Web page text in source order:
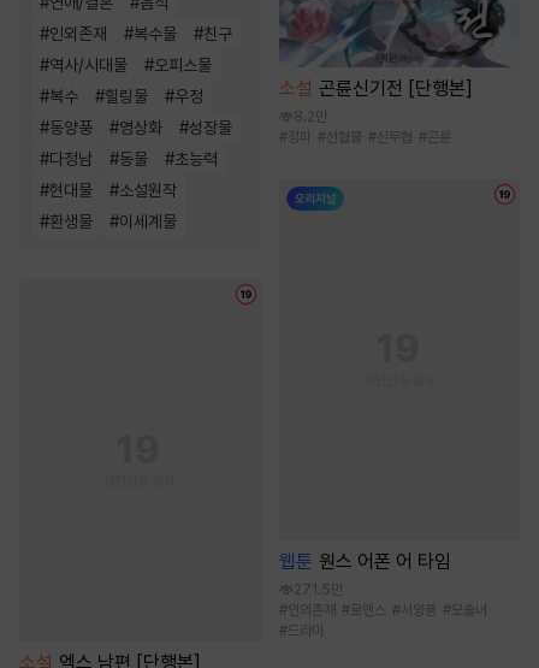
#인외존재 #복수물 #친구
#역사/시대물 #오피스물
#복수 #힐링물 #우정
#동양풍 #영상화 #성장물
#다정남 #동물 #초능력
#현대물 #소설원작
#환생물 #이세계물
소설 엑스 남편 [단행본]
소설 곤륜신기전 [단행본]
8.2만
#정파 #선협물 #신무협 #곤륜
웹툰 원스 어폰 어 타임
271.5만
#인외존재 #로맨스 #서양풍 #모솔녀
#드라마